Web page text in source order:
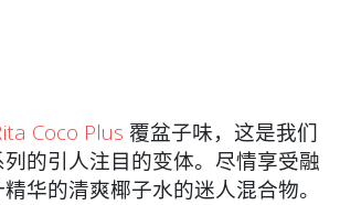
Coco Plus 覆盆子味，这是我们
的引人注目的变体。尽情享受融
华的清爽椰子水的迷人混合物。